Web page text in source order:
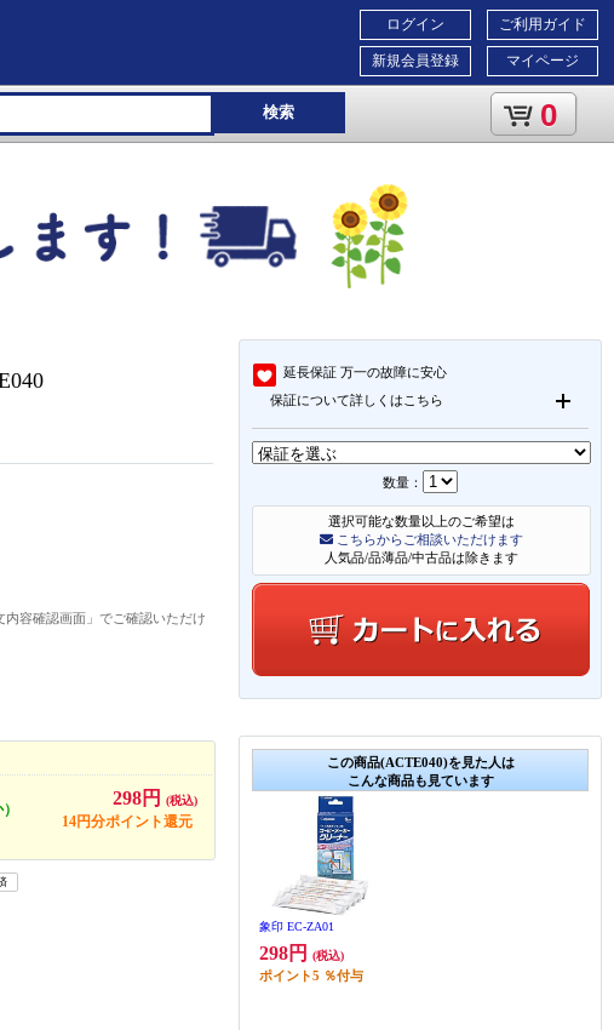
ご利用ガイド
マイページ
ログイン
新規会員登録
検索 0
延長保証 万一の故障に安心
保証について詳しくはこちら
数量：
選択可能な数量以上のご希望は
こちらからご相談いただけます
人気品/品薄品/中古品は除きます
この商品(ACTE040)を見た人は
こんな商品も見ています
象印 EC-ZA01
298円 (税込)
ポイント5 ％付与
容確認画面」でご確認いただけ
298円 (税込)
14円分ポイント還元